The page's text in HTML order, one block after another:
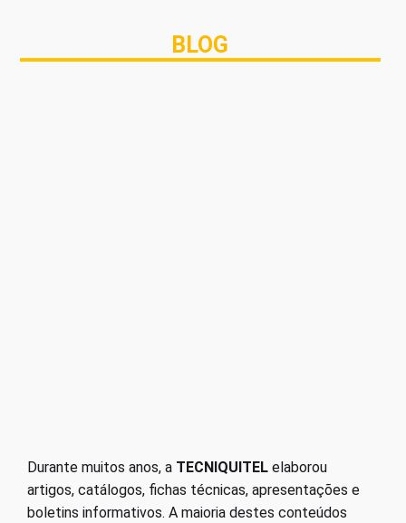
BLOG
Durante muitos anos, a TECNIQUITEL elaborou
artigos, catálogos, fichas técnicas, apresentações e
boletins informativos. A maioria destes conteúdos